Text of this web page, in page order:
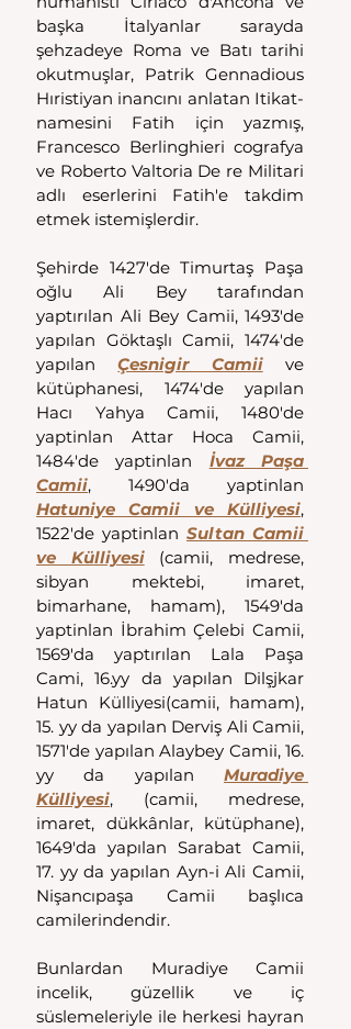
başka İtalyanlar sarayda
şehzadeye Roma ve Batı tarihi
okutmuşlar, Patrik Gennadious
Hıristiyan inancını anlatan Itikat-
namesini Fatih için yazmış,
Francesco Berlinghieri cografya
ve Roberto Valtoria De re Militari
adlı eserlerini Fatih'e takdim
etmek istemişlerdir.
Şehirde 1427'de Timurtaş Paşa
oğlu Ali Bey tarafından
yaptırılan Ali Bey Camii, 1493'de
yapılan Göktaşlı Camii, 1474'de
yapılan Çesnigir Camii ve
kütüphanesi, 1474'de yapılan
Hacı Yahya Camii, 1480'de
yaptinlan Attar Hoca Camii,
1484'de yaptinlan İvaz Paşa
Camii
Hatuniye Camii ve Külliyesi,
1522'de yaptinlan Sultan Camii
ve Külliyesi (camii, medrese,
sibyan mektebi, imaret,
bimarhane, hamam), 1549'da
yaptinlan İbrahim Çelebi Camii,
1569'da yaptırılan Lala Paşa
Cami, 16.yy da yapılan Dilşjkar
Hatun Külliyesi(camii, hamam),
15. yy da yapılan Derviş Ali Camii,
1571'de yapılan Alaybey Camii, 16.
yy da yapılan Muradiye
Külliyesi, (camii, medrese,
imaret, dükkânlar, kütüphane),
1649'da yapılan Sarabat Camii,
17. yy da yapılan Ayn-i Ali Camii,
Nişancıpaşa Camii başlıca
camilerindendir.
Bunlardan Muradiye Camii
incelik, güzellik ve iç
süslemeleriyle ile herkesi hayran